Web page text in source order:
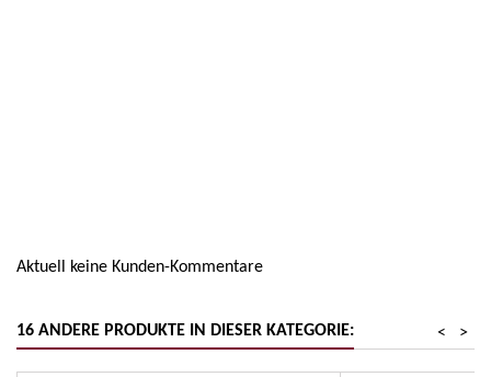
Aktuell keine Kunden-Kommentare
16 ANDERE PRODUKTE IN DIESER KATEGORIE: >
<